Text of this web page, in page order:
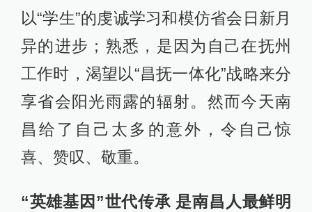
以“学生”的虔诚学习和模仿省会日新月
异的进步；熟悉，是因为自己在抚州
工作时，渴望以“昌抚一体化”战略来分
享省会阳光雨露的辐射。然而今天南
昌给了自己太多的意外，令自己惊
喜、赞叹、敬重。
“英雄基因”世代传承 是南昌人最鲜明